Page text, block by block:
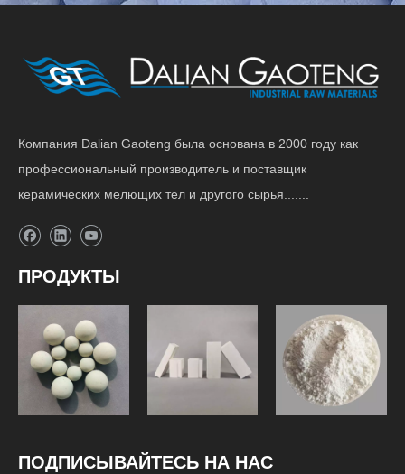
Компания Dalian Gaoteng была основана в 2000 году как
профессиональный производитель и поставщик
керамических мелющих тел и другого сырья.......
ПРОДУКТЫ
Мелющие
шары
Футеровка
шаровой
мельницы
Сырье
ПОДПИСЫВАЙТЕСЬ НА НАС